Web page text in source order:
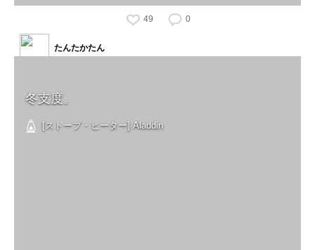
49 0
冬支度。
[ストーブ・ヒーター] Aladdin
たんたかたん